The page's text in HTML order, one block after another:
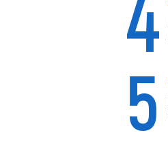
4
5